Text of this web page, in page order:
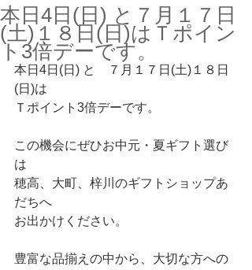
本日4日(日) と７月１７日
(土)１８日(日)はＴポイン
ト3倍デーです。
本日4日(日) と　７月１７日(土)１８日
(日)は
Ｔポイント3倍デーです。
この機会にぜひお中元・夏ギフト選び
は
穂高、大町、梓川のギフトショップあ
だちへ
お出かけください。
豊富な品揃えの中から、大切な方への